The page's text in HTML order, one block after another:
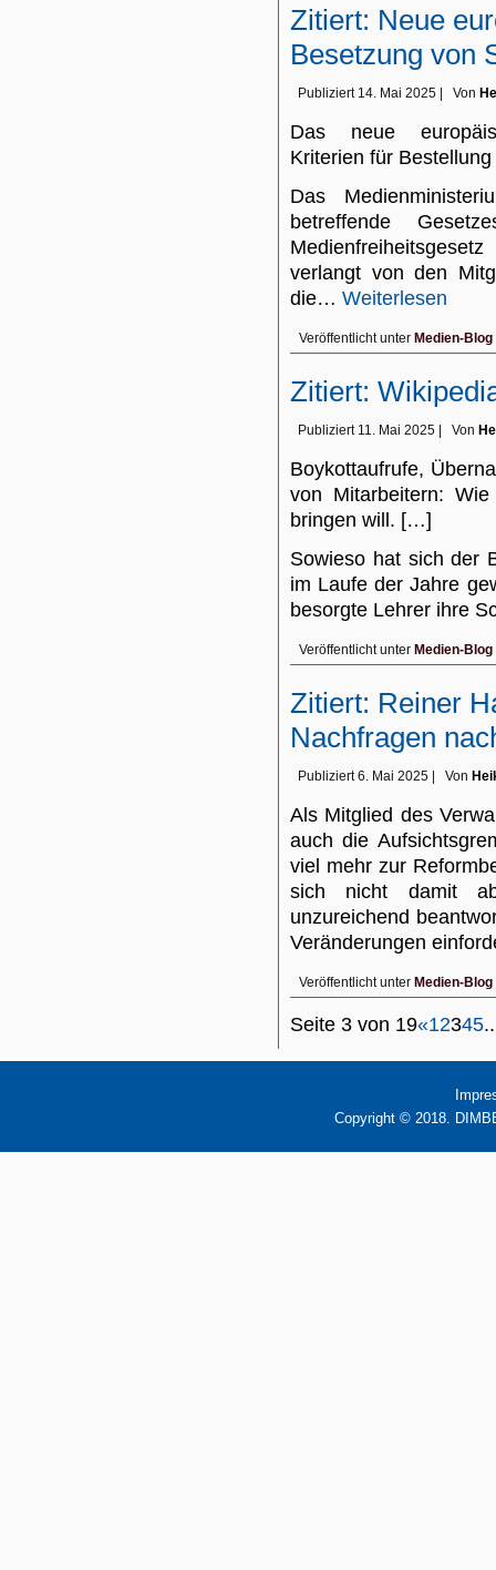
Zitiert: Neue
Besetzung von
Publiziert 14. Mai 2025 Von
Das neue
Kriterien für
Das
betreffende
verlangt von den
die… Weiterlesen
Veröffentlicht unter Medien-Blog
Zitiert:
Publiziert 11. Mai 2025 Von
Boykottaufrufe,
von Mitarbeitern:
bringen will. […]
Sowieso hat sich der
im Laufe der Jahre
besorgte Lehrer ihre
Veröffentlicht unter Medien-Blog
Zitiert: Reiner
Nachfragen
Publiziert 6. Mai 2025 Von
Als Mitglied des
auch die
viel mehr zur
sich nicht damit
unzureichend
Veränderungen
Veröffentlicht unter Medien-Blog
Seite 3 von 19«12345
Copyright © 2018.